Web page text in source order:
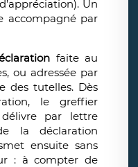
Un
accompagné par
faite au
ou adressée par
des tutelles. Dès
le greffier
délivre par lettre
la déclaration
ensuite sans
: à compter de